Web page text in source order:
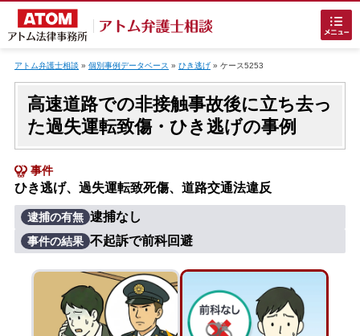
ホームに戻る
刑事事件でお困りの方
刑事事件の無料相談
アトム弁護士相談 » 個別事例データベース » ひき逃げ» ケース5253
高速道路での非接触事故後に立ち去っ
た過失運転致傷・ひき逃げの事例
事件
ひき逃げ、過失運転致死傷、道路交通法違反
逮捕の有無 逮捕なし
事件の結果 不起訴で前科回避